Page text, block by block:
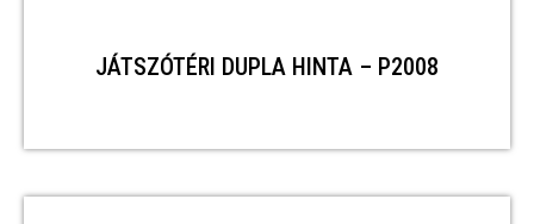
JÁTSZÓTÉRI DUPLA HINTA – P2008